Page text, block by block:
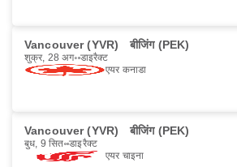
Vancouver (YVR) बीजिंग (PEK)
शुक्र, 28 अग॰ डाइरैक्ट
एयर कनाडा
Vancouver (YVR) बीजिंग (PEK)
बुध, 9 सित॰ डाइरैक्ट
एयर चाइना